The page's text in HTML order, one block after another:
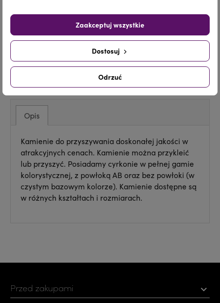
Udostępnij
UdostępnijTweetujPinterest
Opis
Kamienie do przyszywania doskonałej jakości w
atrakcyjnych cenach. Kamienie można przykleić
lub przyszyć. Posiadamy cyrkonie w pełnej gamie
kolorystycznej, z powłoką AB oraz bez powłoki (w
czystym bazowym kolorze). Kamienie dostępne są
w różnych kształtach i rozmiarach.
Przed zakupami 
Odrzuć
Dostosuj
Zaakceptuj wszystkie